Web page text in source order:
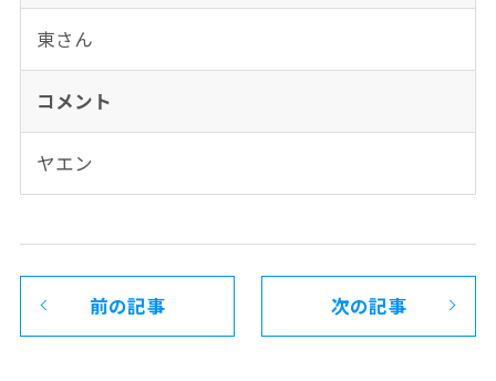
東さん
コメント
ヤエン
前の記事 次の記事